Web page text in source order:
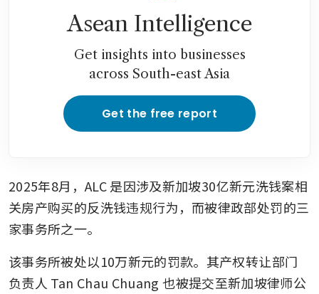
Asean Intelligence
Get insights into businesses
across South-east Asia
Get the free report
2025年8月，ALC 是因涉及新加坡30亿新元洗钱案相
关房产购买的反洗钱违规行为，而被律政部处罚的三
家事务所之一。
该事务所被处以10万新元的罚款。其产权转让部门
负责人 Tan Chau Chuang 也被提交至新加坡律师公